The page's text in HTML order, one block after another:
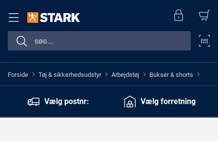
Forside > Tøj & sikkerhedsudstyr > Arbejdstøj > Bukser & shorts >
Vælg postnr: Vælg forretning